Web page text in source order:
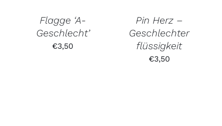
Flagge ‘A-
Geschlecht’
€3,50
Pin Herz –
Geschlechter
flüssigkeit
€3,50